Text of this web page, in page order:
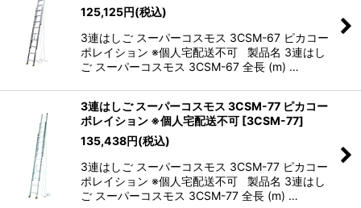
125,125円(税込)
3連はしご スーパーコスモス 3CSM-67 ピカコー
ポレイション ※個人宅配送不可 製品名 3連はし
ご スーパーコスモス 3CSM-67 全長 (m) …
3連はしご スーパーコスモス 3CSM-77 ピカコー
ポレイション ※個人宅配送不可 [3CSM-77]
135,438円(税込)
3連はしご スーパーコスモス 3CSM-77 ピカコー
ポレイション ※個人宅配送不可 製品名 3連はし
ご スーパーコスモス 3CSM-77 全長 (m) …